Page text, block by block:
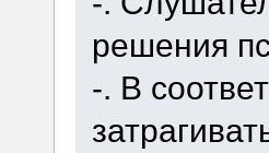
решения
-. В